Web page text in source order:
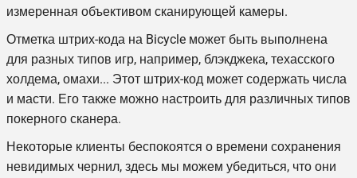
измеренная объективом сканирующей камеры.
Отметка штрих-кода на Bicycle может быть выполнена
для разных типов игр, например, блэкджека, техасского
холдема, омахи... Этот штрих-код может содержать числа
и масти. Его также можно настроить для различных типов
покерного сканера.
Некоторые клиенты беспокоятся о времени сохранения
невидимых чернил, здесь мы можем убедиться, что они